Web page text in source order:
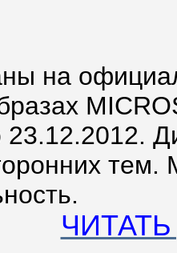
на
23.12.2012.